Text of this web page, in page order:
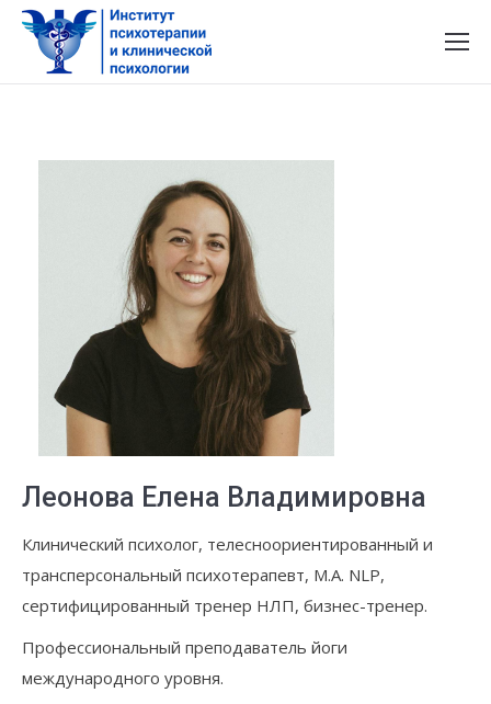
Леонова Елена Владимировна
Клинический психолог, телесноориентированный и
трансперсональный психотерапевт, M.A. NLP,
сертифицированный тренер НЛП, бизнес-тренер.
Профессиональный преподаватель йоги
международного уровня.